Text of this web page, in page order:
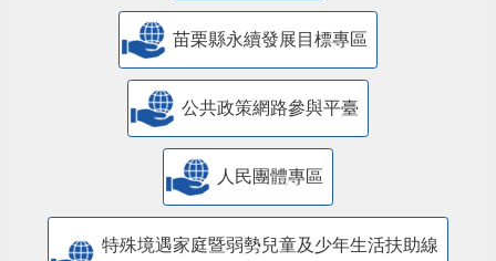
苗栗縣永續發展目標專區
公共政策網路參與平臺
人民團體專區
特殊境遇家庭暨弱勢兒童及少年生活扶助線